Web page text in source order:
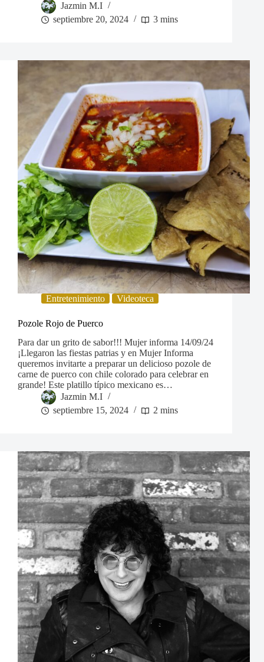
Jazmin M.I
septiembre 20, 2024
3 mins
Entretenimiento Videoteca
Pozole Rojo de Puerco
Para dar un grito de sabor!!! Mujer informa 14/09/24
¡Llegaron las fiestas patrias y en Mujer Informa
queremos invitarte a preparar un delicioso pozole de
carne de puerco con chile colorado para celebrar en
grande! Este platillo típico mexicano es…
Jazmin M.I
septiembre 15, 2024
2 mins